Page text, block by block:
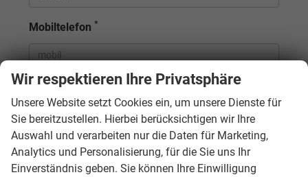
Mobiltelefon *
Homepage
Fax
Wir respektieren Ihre Privatsphäre
Unsere Website setzt Cookies ein, um unsere Dienste für
Sie bereitzustellen. Hierbei berücksichtigen wir Ihre
Auswahl und verarbeiten nur die Daten für Marketing,
Analytics und Personalisierung, für die Sie uns Ihr
Einverständnis geben. Sie können Ihre Einwilligung